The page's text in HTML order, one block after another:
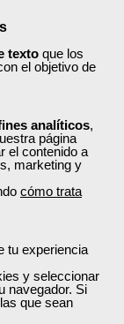
texto que los
el objetivo de
analíticos,
página
el contenido a
marketing y
cómo trata
tu experiencia
y seleccionar
navegador. Si
que sean
curso
, indicando
Si ya
y filtra tu